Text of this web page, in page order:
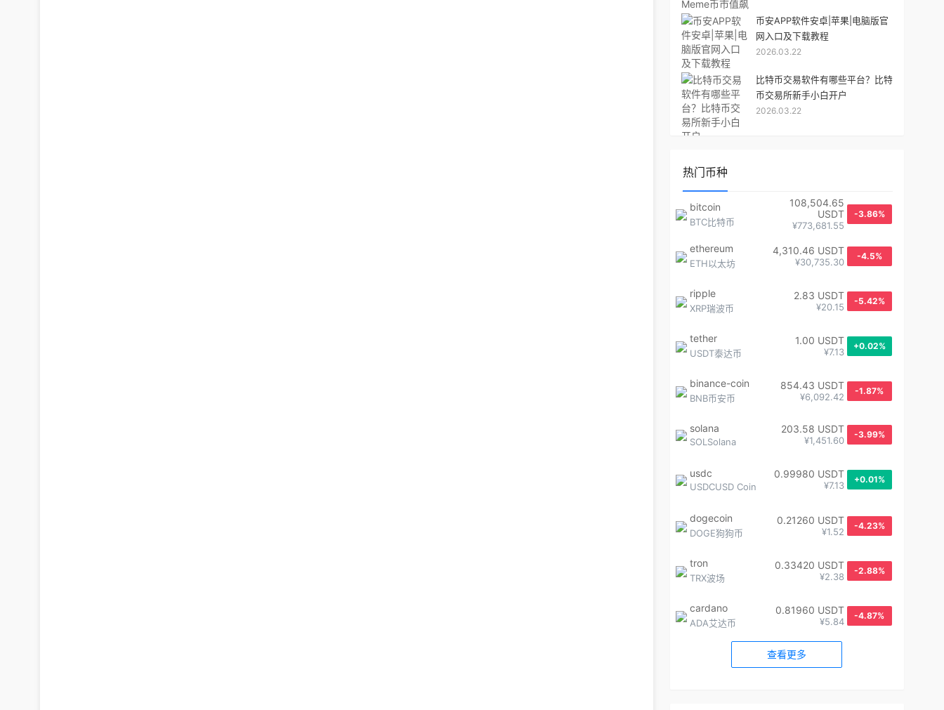
币安APP软件安卓|苹果|电脑版官
网入口及下载教程
2026.03.22
比特币交易软件有哪些平台？比特
币交易所新手小白开户
2026.03.22
热门币种
bitcoin
BTC比特币
108,504.65
USDT
¥773,681.55
-3.86%
ethereum
ETH以太坊
4,310.46 USDT
¥30,735.30
-4.5%
ripple
XRP瑞波币
2.83 USDT
¥20.15
-5.42%
tether
USDT泰达币
1.00 USDT
¥7.13
+0.02%
binance-coin
BNB币安币
854.43 USDT
¥6,092.42
-1.87%
solana
SOLSolana
203.58 USDT
¥1,451.60
-3.99%
usdc
USDCUSD Coin
0.99980 USDT
¥7.13
+0.01%
dogecoin
DOGE狗狗币
0.21260 USDT
¥1.52
-4.23%
tron
TRX波场
0.33420 USDT
¥2.38
-2.88%
cardano
ADA艾达币
0.81960 USDT
¥5.84
-4.87%
查看更多